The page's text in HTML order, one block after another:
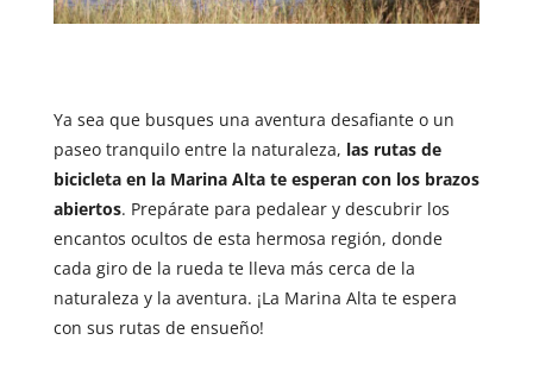
Ya sea que busques una aventura desafiante o un
paseo tranquilo entre la naturaleza, las rutas de
bicicleta en la Marina Alta te esperan con los brazos
abiertos. Prepárate para pedalear y descubrir los
encantos ocultos de esta hermosa región, donde
cada giro de la rueda te lleva más cerca de la
naturaleza y la aventura. ¡La Marina Alta te espera
con sus rutas de ensueño!